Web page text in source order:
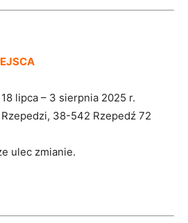
18 lipca – 3 sierpnia 2025 r.
38-542 Rzepedź 72
ulec zmianie.